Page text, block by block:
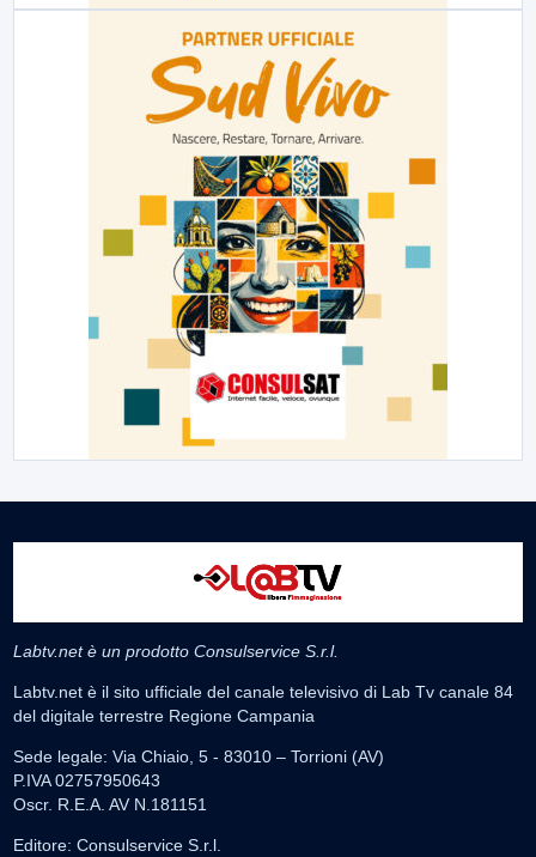
Labtv.net è un prodotto Consulservice S.r.l.
Labtv.net è il sito ufficiale del canale televisivo di Lab Tv canale 84
del digitale terrestre Regione Campania
Sede legale: Via Chiaio, 5 - 83010 – Torrioni (AV)
P.IVA 02757950643
Oscr. R.E.A. AV N.181151
Editore: Consulservice S.r.l.